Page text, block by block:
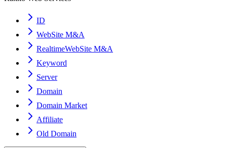
ID
WebSite M&A
RealtimeWebSite M&A
Keyword
Server
Domain
Domain Market
Affiliate
Old Domain